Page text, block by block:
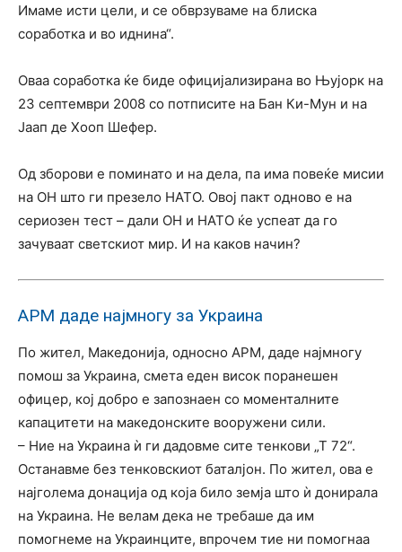
Имаме исти цели, и се обврзуваме на блиска
соработка и во иднина“.
Оваа соработка ќе биде официјализирана во Њујорк на
23 септември 2008 со потписите на Бан Ки-Мун и на
Јаап де Хооп Шефер.
Од зборови е поминато и на дела, па има повеќе мисии
на ОН што ги презело НАТО. Овој пакт одново е на
сериозен тест – дали ОН и НАТО ќе успеат да го
зачуваат светскиот мир. И на каков начин?
АРМ даде најмногу за Украина
По жител, Македонија, односно АРМ, даде најмногу
помош за Украина, смета еден висок поранешен
офицер, кој добро е запознаен со моменталните
капацитети на македонските вооружени сили.
– Ние на Украина ѝ ги дадовме сите тенкови „Т 72“.
Останавме без тенковскиот баталјон. По жител, ова е
најголема донација од која било земја што ѝ донирала
на Украина. Не велам дека не требаше да им
помогнеме на Украинците, впрочем тие ни помогнаа